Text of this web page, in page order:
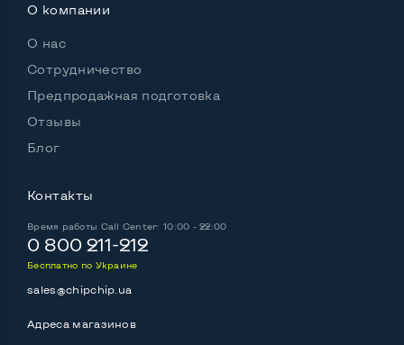
О компании
О нас
Сотрудничество
Предпродажная подготовка
Отзывы
Блог
Контакты
Время работы Call Center: 10:00 - 22:00
0 800 211-212
Бесплатно по Украине
sales@chipchip.ua
Адреса магазинов